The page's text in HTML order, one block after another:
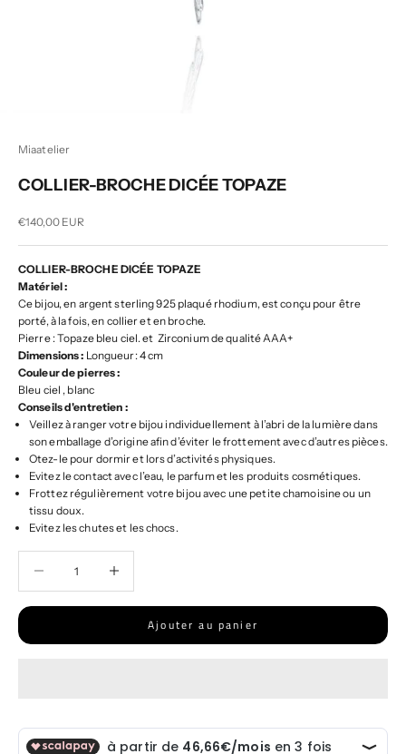
Miaatelier
COLLIER-BROCHE DICÉE TOPAZE
Prix de vente
€140,00 EUR
COLLIER-BROCHE DICÉE TOPAZE
Matériel :
Ce bijou, en argent sterling 925 plaqué rhodium, est conçu pour être
porté, à la fois, en collier et en broche.
Pierre : Topaze bleu ciel. et Zirconium de qualité AAA+
Dimensions : Longueur: 4 cm
Couleur de pierres :
Bleu ciel , blanc
Conseils d'entretien :
Veillez à ranger votre bijou individuellement à l’abri de la lumière dans
son emballage d’origine afin d’éviter le frottement avec d’autres pièces.
Otez-le pour dormir et lors d’activités physiques.
Evitez le contact avec l’eau, le parfum et les produits cosmétiques.
Frottez régulièrement votre bijou avec une petite chamoisine ou un
tissu doux.
Evitez les chutes et les chocs.
Ajouter au panier